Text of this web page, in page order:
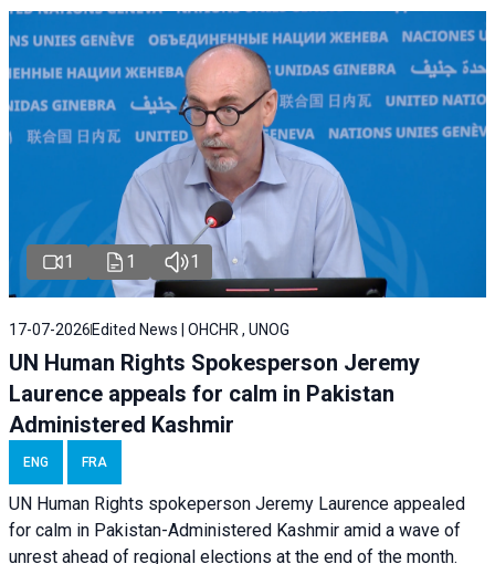
1 1 1
17-07-2026 Edited News | OHCHR , UNOG
UN Human Rights Spokesperson Jeremy
Laurence appeals for calm in Pakistan
Administered Kashmir
ENG FRA
UN Human Rights spokeperson Jeremy Laurence appealed
for calm in Pakistan-Administered Kashmir amid a wave of
unrest ahead of regional elections at the end of the month.